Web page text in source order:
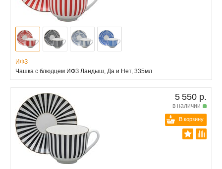
ИФЗ
Чашка с блюдцем ИФЗ Ландыш, Да и Нет, 335мл
5 550 р.
в наличии
В корзину